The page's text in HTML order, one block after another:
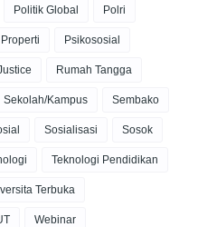
Politik Global Polri
Properti Psikososial
Rumah Tangga
Sekolah/Kampus Sembako
Sosialisasi Sosok
Teknologi Pendidikan
Terbuka
Webinar